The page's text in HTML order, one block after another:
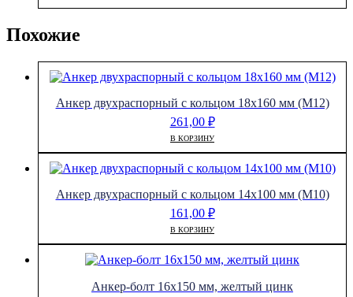
Похожие
Анкер двухраспорный с кольцом 18х160 мм (М12)
261,00 ₽
В КОРЗИНУ
Анкер двухраспорный с кольцом 14х100 мм (М10)
161,00 ₽
В КОРЗИНУ
Анкер-болт 16х150 мм, желтый цинк